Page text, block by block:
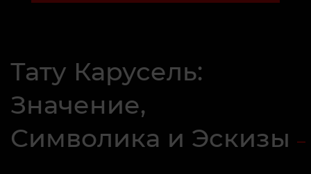
Тату Карусель:
Значение,
Символика и Эскизы